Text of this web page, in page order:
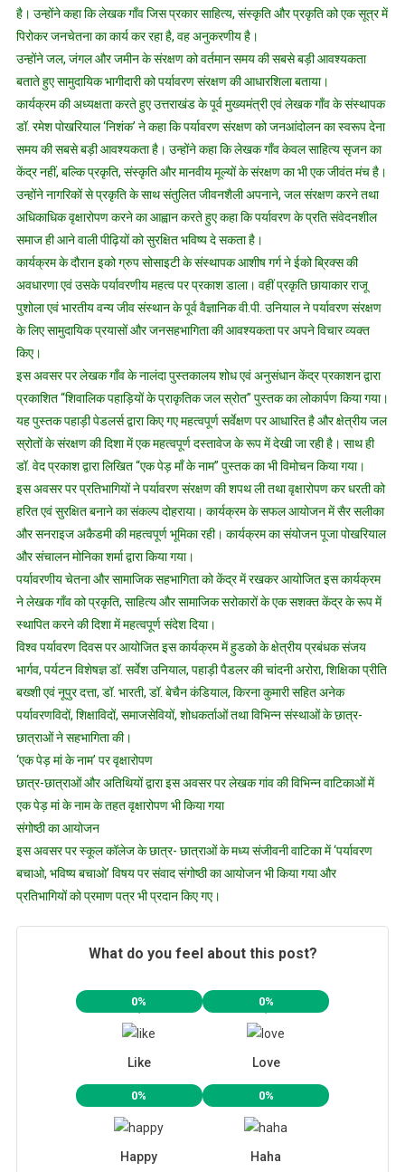
है। उन्होंने कहा कि लेखक गाँव जिस प्रकार साहित्य, संस्कृति और प्रकृति को एक सूत्र में
पिरोकर जनचेतना का कार्य कर रहा है, वह अनुकरणीय है।
उन्होंने जल, जंगल और जमीन के संरक्षण को वर्तमान समय की सबसे बड़ी आवश्यकता
बताते हुए सामुदायिक भागीदारी को पर्यावरण संरक्षण की आधारशिला बताया।
कार्यक्रम की अध्यक्षता करते हुए उत्तराखंड के पूर्व मुख्यमंत्री एवं लेखक गाँव के संस्थापक
डॉ. रमेश पोखरियाल ‘निशंक’ ने कहा कि पर्यावरण संरक्षण को जनआंदोलन का स्वरूप देना
समय की सबसे बड़ी आवश्यकता है। उन्होंने कहा कि लेखक गाँव केवल साहित्य सृजन का
केंद्र नहीं, बल्कि प्रकृति, संस्कृति और मानवीय मूल्यों के संरक्षण का भी एक जीवंत मंच है।
उन्होंने नागरिकों से प्रकृति के साथ संतुलित जीवनशैली अपनाने, जल संरक्षण करने तथा
अधिकाधिक वृक्षारोपण करने का आह्वान करते हुए कहा कि पर्यावरण के प्रति संवेदनशील
समाज ही आने वाली पीढ़ियों को सुरक्षित भविष्य दे सकता है।
कार्यक्रम के दौरान इको ग्रुप सोसाइटी के संस्थापक आशीष गर्ग ने ईको ब्रिक्स की
अवधारणा एवं उसके पर्यावरणीय महत्व पर प्रकाश डाला। वहीं प्रकृति छायाकार राजू
पुशोला एवं भारतीय वन्य जीव संस्थान के पूर्व वैज्ञानिक वी.पी. उनियाल ने पर्यावरण संरक्षण
के लिए सामुदायिक प्रयासों और जनसहभागिता की आवश्यकता पर अपने विचार व्यक्त
किए।
इस अवसर पर लेखक गाँव के नालंदा पुस्तकालय शोध एवं अनुसंधान केंद्र प्रकाशन द्वारा
प्रकाशित “शिवालिक पहाड़ियों के प्राकृतिक जल स्रोत” पुस्तक का लोकार्पण किया गया।
यह पुस्तक पहाड़ी पेडलर्स द्वारा किए गए महत्वपूर्ण सर्वेक्षण पर आधारित है और क्षेत्रीय जल
स्रोतों के संरक्षण की दिशा में एक महत्वपूर्ण दस्तावेज के रूप में देखी जा रही है। साथ ही
डॉ. वेद प्रकाश द्वारा लिखित “एक पेड़ माँ के नाम” पुस्तक का भी विमोचन किया गया।
इस अवसर पर प्रतिभागियों ने पर्यावरण संरक्षण की शपथ ली तथा वृक्षारोपण कर धरती को
हरित एवं सुरक्षित बनाने का संकल्प दोहराया। कार्यक्रम के सफल आयोजन में सैर सलीका
और सनराइज अकैडमी की महत्वपूर्ण भूमिका रही। कार्यक्रम का संयोजन पूजा पोखरियाल
और संचालन मोनिका शर्मा द्वारा किया गया।
पर्यावरणीय चेतना और सामाजिक सहभागिता को केंद्र में रखकर आयोजित इस कार्यक्रम
ने लेखक गाँव को प्रकृति, साहित्य और सामाजिक सरोकारों के एक सशक्त केंद्र के रूप में
स्थापित करने की दिशा में महत्वपूर्ण संदेश दिया।
विश्व पर्यावरण दिवस पर आयोजित इस कार्यक्रम में हुडको के क्षेत्रीय प्रबंधक संजय
भार्गव, पर्यटन विशेषज्ञ डॉ. सर्वेश उनियाल, पहाड़ी पैडलर की चांदनी अरोरा, शिक्षिका प्रीति
बख्शी एवं नूपुर दत्ता, डॉ. भारती, डॉ. बेचैन कंडियाल, किरना कुमारी सहित अनेक
पर्यावरणविदों, शिक्षाविदों, समाजसेवियों, शोधकर्ताओं तथा विभिन्न संस्थाओं के छात्र-
छात्राओं ने सहभागिता की।
‘एक पेड़ मां के नाम’ पर वृक्षारोपण
छात्र-छात्राओं और अतिथियों द्वारा इस अवसर पर लेखक गांव की विभिन्न वाटिकाओं में
एक पेड़ मां के नाम के तहत वृक्षारोपण भी किया गया
संगोष्ठी का आयोजन
इस अवसर पर स्कूल कॉलेज के छात्र- छात्राओं के मध्य संजीवनी वाटिका में ‘पर्यावरण
बचाओ, भविष्य बचाओ’ विषय पर संवाद संगोष्ठी का आयोजन भी किया गया और
प्रतिभागियों को प्रमाण पत्र भी प्रदान किए गए।
What do you feel about this post?
0%
Like
0%
Love
0%
Happy
0%
Haha